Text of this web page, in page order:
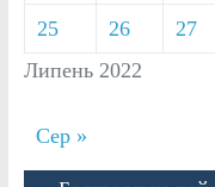
Липень 2022
25 26 27
Сер »